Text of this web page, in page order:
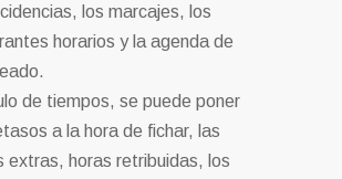
los marcajes, los
horarios y la agenda de
de tiempos, se puede poner
a la hora de fichar, las
extras, horas retribuidas, los